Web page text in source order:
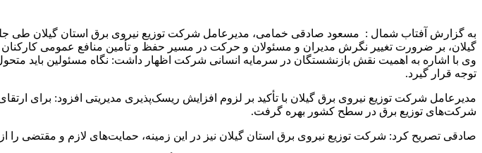
به گزارش آفتاب شمال : مسعود صادقی خمامی، مدیرعامل شرکت توزیع نیروی برق استان گیلان طی
گیلان، بر ضرورت تغییر نگرش مدیران و مسئولان و حرکت در مسیر حفظ و تأمین منافع عمومی کارکنان
وی با اشاره به اهمیت نقش بازنشستگان در سرمایه انسانی شرکت اظهار داشت: نگاه مسئولین باید
توجه قرار گیرد.
مدیرعامل شرکت توزیع نیروی برق گیلان با تأکید بر لزوم افزایش ریسک‌پذیری مدیریتی افزود: برای
شرکت‌های توزیع برق در سطح کشور بهره گرفت.
صادقی تصریح کرد: شرکت توزیع نیروی برق استان گیلان نیز در این زمینه، حمایت‌های لازم و مقتضی را از